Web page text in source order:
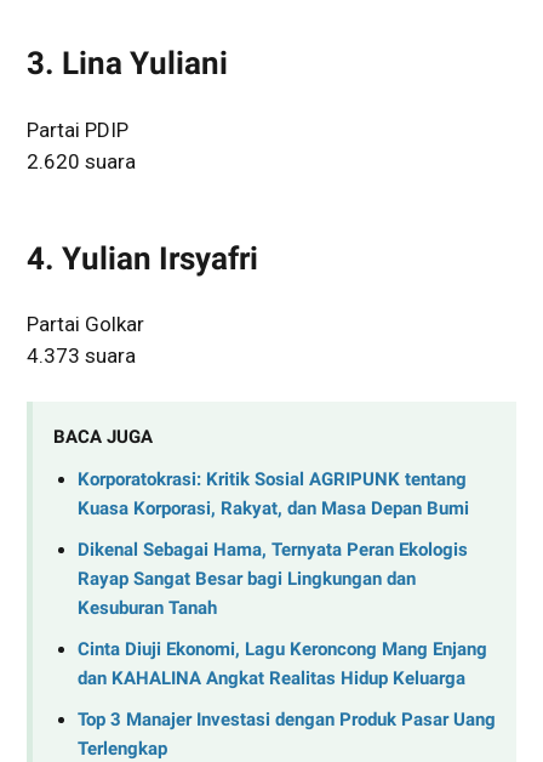
3. Lina Yuliani
Partai PDIP
2.620 suara
4. Yulian Irsyafri
Partai Golkar
4.373 suara
BACA JUGA
Korporatokrasi: Kritik Sosial AGRIPUNK tentang
Kuasa Korporasi, Rakyat, dan Masa Depan Bumi
Dikenal Sebagai Hama, Ternyata Peran Ekologis
Rayap Sangat Besar bagi Lingkungan dan
Kesuburan Tanah
Cinta Diuji Ekonomi, Lagu Keroncong Mang Enjang
dan KAHALINA Angkat Realitas Hidup Keluarga
Top 3 Manajer Investasi dengan Produk Pasar Uang
Terlengkap